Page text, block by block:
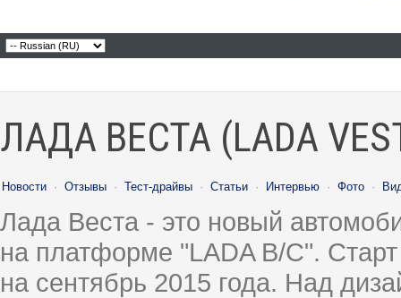
ЛАДА ВЕСТА (LADA
Новости · Отзывы · Тест-драйвы · Статьи · Интервью · Фото ·
Лада Веста - это новый
на платформе "LADA B/C".
на сентябрь 2015 года. Над